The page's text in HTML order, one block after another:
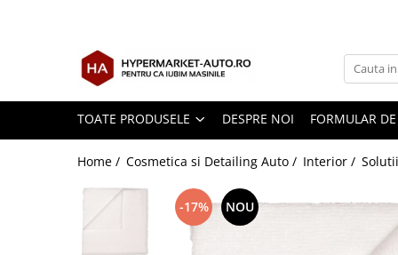
Toate Produsele
Accesorii auto obligatorii
Stergatoare parbriz
Huse scaune auto
TOATE PRODUSELE DESPRE NOI FORMULAR
Home / Cosmetica si Detailing Auto / Interior /
-17% NOU